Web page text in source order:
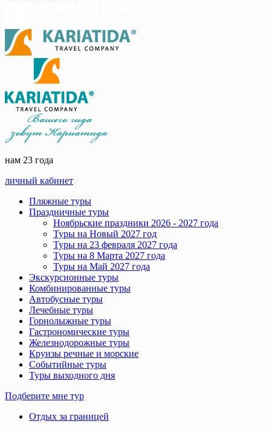
нам 23 года
личный кабинет
Пляжные туры
Праздничные туры
Ноябрьские праздники 2026 - 2027 года
Туры на Новый 2027 год
Туры на 23 февраля 2027 года
Туры на 8 Марта 2027 года
Туры на Май 2027 года
Экскурсионные туры
Комбинированные туры
Автобусные туры
Лечебные туры
Горнолыжные туры
Гастрономические туры
Железнодорожные туры
Круизы речные и морские
Событийные туры
Туры выходного дня
Подберите мне тур
Отдых за границей